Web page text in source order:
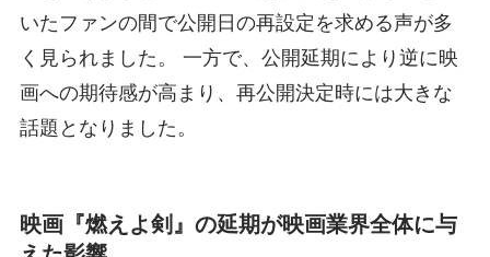
いたファンの間で公開日の再設定を求める声が多
く見られました。 一方で、公開延期により逆に映
画への期待感が高まり、再公開決定時には大きな
話題となりました。
映画『燃えよ剣』の延期が映画業界全体に与